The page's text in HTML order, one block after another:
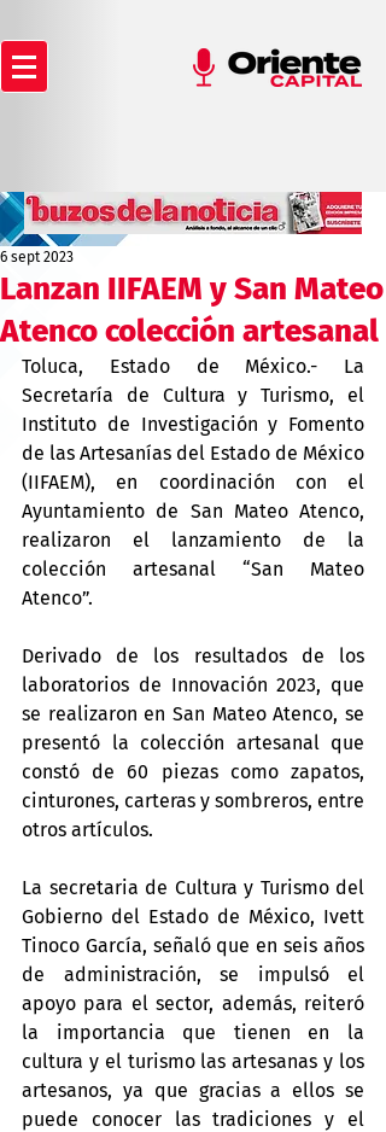
Lanzan IIFAEM y San Mateo
Atenco colección artesanal
6 sept 2023
Toluca, Estado de México.- La
Secretaría de Cultura y Turismo, el
Instituto de Investigación y Fomento
de las Artesanías del Estado de México
(IIFAEM), en coordinación con el
Ayuntamiento de San Mateo Atenco,
realizaron el lanzamiento de la
colección artesanal “San Mateo
Atenco”.
Derivado de los resultados de los
laboratorios de Innovación 2023, que
se realizaron en San Mateo Atenco, se
presentó la colección artesanal que
constó de 60 piezas como zapatos,
cinturones, carteras y sombreros, entre
otros artículos.
La secretaria de Cultura y Turismo del
Gobierno del Estado de México, Ivett
Tinoco García, señaló que en seis años
de administración, se impulsó el
apoyo para el sector, además, reiteró
la importancia que tienen en la
cultura y el turismo las artesanas y los
artesanos, ya que gracias a ellos se
puede conocer las tradiciones y el